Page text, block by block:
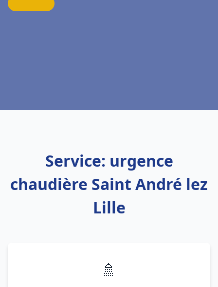
Service: urgence
chaudière Saint André lez
Lille
🚿